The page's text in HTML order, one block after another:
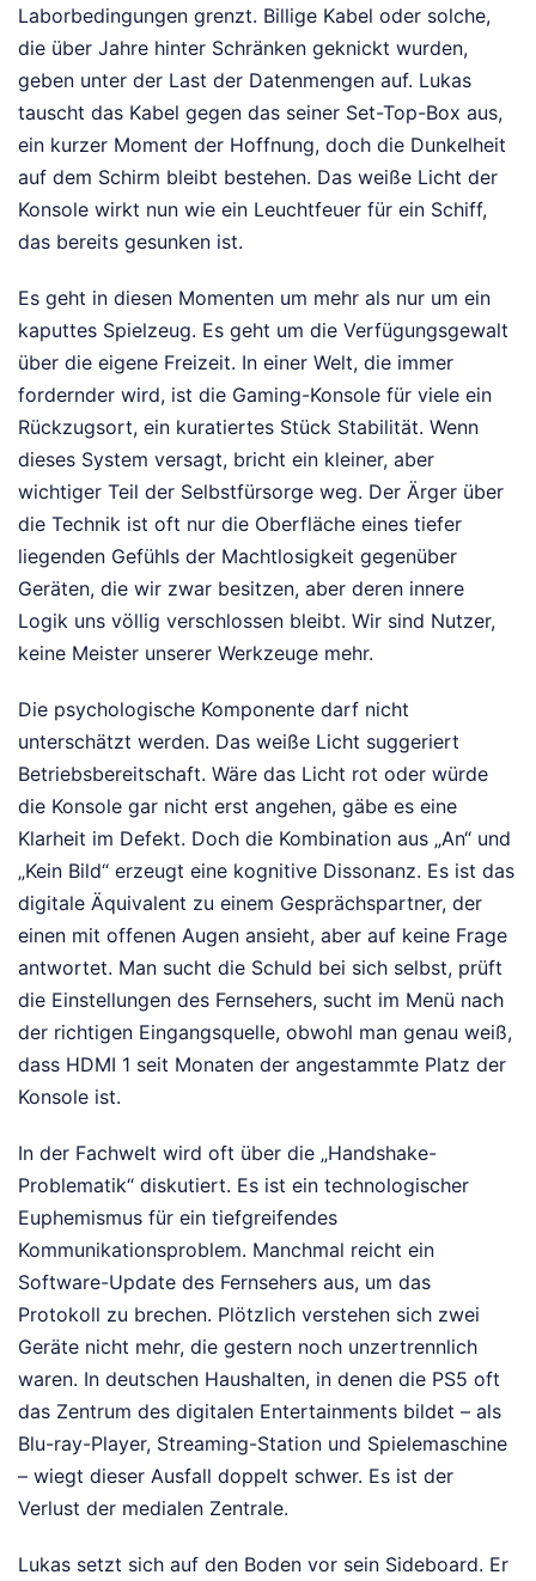
Laborbedingungen grenzt. Billige Kabel oder solche,
die über Jahre hinter Schränken geknickt wurden,
geben unter der Last der Datenmengen auf. Lukas
tauscht das Kabel gegen das seiner Set-Top-Box aus,
ein kurzer Moment der Hoffnung, doch die Dunkelheit
auf dem Schirm bleibt bestehen. Das weiße Licht der
Konsole wirkt nun wie ein Leuchtfeuer für ein Schiff,
das bereits gesunken ist.
Es geht in diesen Momenten um mehr als nur um ein
kaputtes Spielzeug. Es geht um die Verfügungsgewalt
über die eigene Freizeit. In einer Welt, die immer
fordernder wird, ist die Gaming-Konsole für viele ein
Rückzugsort, ein kuratiertes Stück Stabilität. Wenn
dieses System versagt, bricht ein kleiner, aber
wichtiger Teil der Selbstfürsorge weg. Der Ärger über
die Technik ist oft nur die Oberfläche eines tiefer
liegenden Gefühls der Machtlosigkeit gegenüber
Geräten, die wir zwar besitzen, aber deren innere
Logik uns völlig verschlossen bleibt. Wir sind Nutzer,
keine Meister unserer Werkzeuge mehr.
Die psychologische Komponente darf nicht
unterschätzt werden. Das weiße Licht suggeriert
Betriebsbereitschaft. Wäre das Licht rot oder würde
die Konsole gar nicht erst angehen, gäbe es eine
Klarheit im Defekt. Doch die Kombination aus „An“ und
„Kein Bild“ erzeugt eine kognitive Dissonanz. Es ist das
digitale Äquivalent zu einem Gesprächspartner, der
einen mit offenen Augen ansieht, aber auf keine Frage
antwortet. Man sucht die Schuld bei sich selbst, prüft
die Einstellungen des Fernsehers, sucht im Menü nach
der richtigen Eingangsquelle, obwohl man genau weiß,
dass HDMI 1 seit Monaten der angestammte Platz der
Konsole ist.
In der Fachwelt wird oft über die „Handshake-
Problematik“ diskutiert. Es ist ein technologischer
Euphemismus für ein tiefgreifendes
Kommunikationsproblem. Manchmal reicht ein
Software-Update des Fernsehers aus, um das
Protokoll zu brechen. Plötzlich verstehen sich zwei
Geräte nicht mehr, die gestern noch unzertrennlich
waren. In deutschen Haushalten, in denen die PS5 oft
das Zentrum des digitalen Entertainments bildet – als
Blu-ray-Player, Streaming-Station und Spielemaschine
– wiegt dieser Ausfall doppelt schwer. Es ist der
Verlust der medialen Zentrale.
Lukas setzt sich auf den Boden vor sein Sideboard. Er